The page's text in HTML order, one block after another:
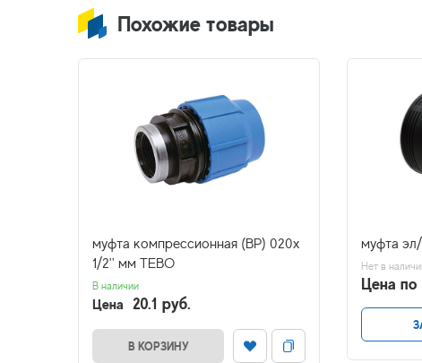
Похожие товары
муфта компрессионная (ВР) 020х
1/2'' мм TEBO
В наличии
Цена 20.1 руб.
В КОРЗИНУ
муфта
Нет в
Цена по